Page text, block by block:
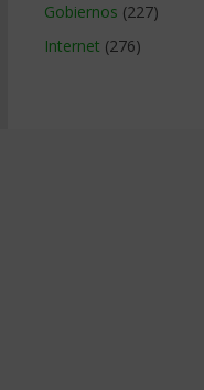
Gobiernos (227)
Internet (276)